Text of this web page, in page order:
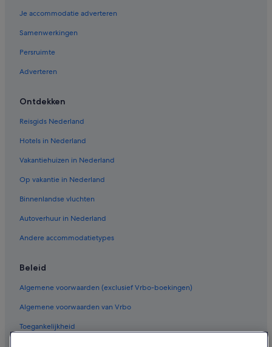
Hotelresorts in Ommen
Agriturismos in Ommen
Vakantieparken in Ommen
Woonboten in Ommen
Chalets in Ommen
Particuliere vakantiehuizen in Ommen
Villa's in Ommen
Cottages in Ommen
Campings en stacaravans in Ommen
Blokhutten in Ommen
B&B in Station Ommen
Chalets in Giethmen
Hostels in Giethmen
Particuliere vakantiehuizen in Giethmen
Particuliere vakantiehuizen in Dalmsholte
Je accommodatie adverteren
Samenwerkingen
Persruimte
Adverteren
Ontdekken
Reisgids Nederland
Hotels in Nederland
Vakantiehuizen in Nederland
Op vakantie in Nederland
Binnenlandse vluchten
Autoverhuur in Nederland
Andere accommodatietypes
Beleid
Algemene voorwaarden (exclusief Vrbo-boekingen)
Algemene voorwaarden van Vrbo
Toegankelijkheid